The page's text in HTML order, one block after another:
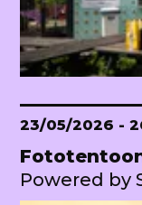
23/05/2026 -
Powered by